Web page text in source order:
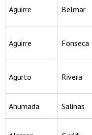
Aguirre Belmar
Aguirre Fonseca
Agurto Rivera
Ahumada Salinas